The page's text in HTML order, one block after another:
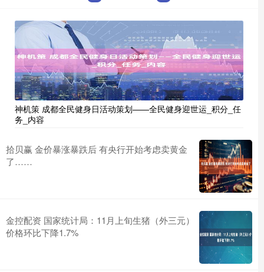
神机策 成都全民健身日活动策划——全民健身迎世运_积分_任
务_内容
拾贝赢 金价暴涨暴跌后 有央行开始考虑卖黄金
了……
金控配资 国家统计局：11月上旬生猪（外三元）
价格环比下降1.7%